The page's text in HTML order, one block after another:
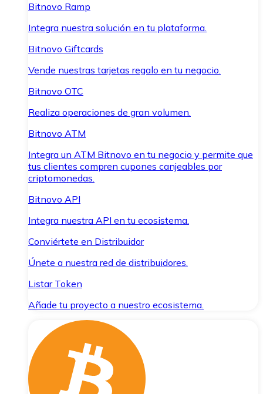
Bitnovo Ramp
Integra nuestra solución en tu plataforma.
Bitnovo Giftcards
Vende nuestras tarjetas regalo en tu negocio.
Bitnovo OTC
Realiza operaciones de gran volumen.
Bitnovo ATM
Integra un ATM Bitnovo en tu negocio y permite que
tus clientes compren cupones canjeables por
criptomonedas.
Bitnovo API
Integra nuestra API en tu ecosistema.
Conviértete en Distribuidor
Únete a nuestra red de distribuidores.
Listar Token
Añade tu proyecto a nuestro ecosistema.